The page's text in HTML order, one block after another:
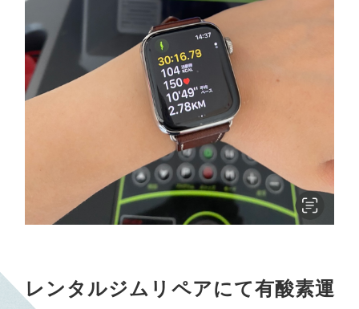
レンタルジムリペアにて有酸素運